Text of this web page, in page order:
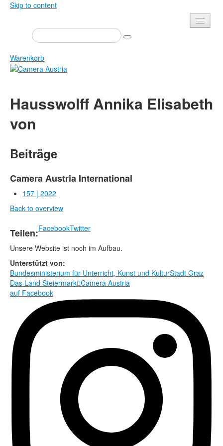
Skip to content
Presse
Veranstaltungen
Newsletter
Über uns
Ausschreibungen
Datenschutz
Mediadaten
Warenkorb
Zeitschrift
Ausstellungen
Edition
Camera Austria Preis
Fotoarchiv Pierre Bourdieu
Rechtliche Informationen
Hausswolff Annika Elisabeth
von
Beiträge
Camera Austria International
157 | 2022
Back to overview
Teilen:FacebookTwitter
Unsere Website ist noch im Aufbau.
Unterstützt von:
Bundesministerium für Unterricht, Kunst und KulturStadt Graz
Das Land SteiermarkCamera Austria
auf Facebook